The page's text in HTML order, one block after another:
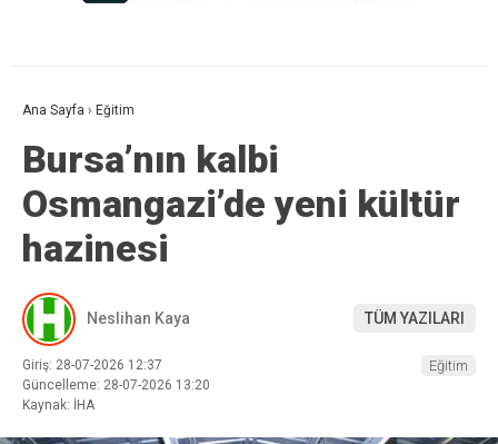
Ana Sayfa › Eğitim
Bursa’nın kalbi
Osmangazi’de yeni kültür
hazinesi
Neslihan Kaya TÜM YAZILARI
Giriş: 28-07-2026 12:37
Güncelleme: 28-07-2026 13:20
Kaynak: İHA
Eğitim